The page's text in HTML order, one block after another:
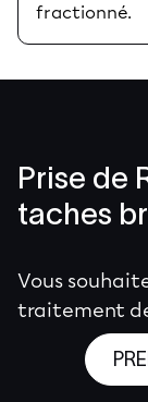
fractionné.
Prise de
taches
Vous
traitement
rencontrer
Clinique des